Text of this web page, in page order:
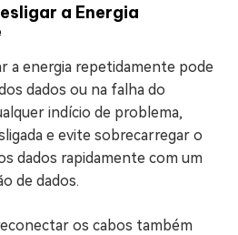
a Energia
a energia repetidamente pode
dados ou na falha do
indício de problema,
e evite sobrecarregar o
dados rapidamente com um
de dados.
os cabos também